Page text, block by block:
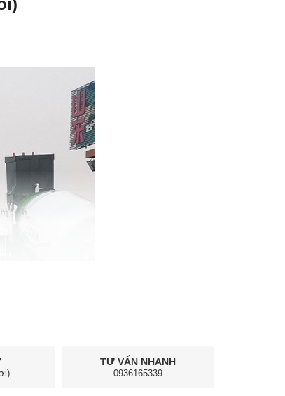
TƯ VẤN NHANH
0936165339